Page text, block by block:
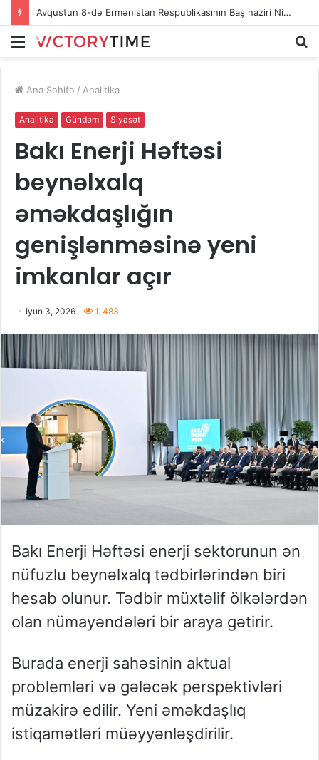
Avqustun 8-də Ermənistan Respublikasının Baş naziri Nikol Paşinyan Azərbaycan Respublikasının Prezidenti İlham Əliyevə zəng edib
Menu
Ana Səhifə / Analitika
Analitika Gündəm Siyasət
Bakı Enerji Həftəsi
beynəlxalq
əməkdaşlığın
genişlənməsinə yeni
imkanlar açır
İyun 3, 2026 1. 483
Bakı Enerji Həftəsi enerji sektorunun ən
nüfuzlu beynəlxalq tədbirlərindən biri
hesab olunur. Tədbir müxtəlif ölkələrdən
olan nümayəndələri bir araya gətirir.
Burada enerji sahəsinin aktual
problemləri və gələcək perspektivləri
müzakirə edilir. Yeni əməkdaşlıq
istiqamətləri müəyyənləşdirilir.